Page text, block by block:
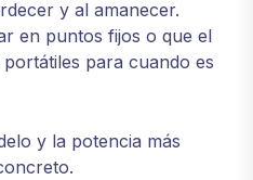
y al amanecer.
en puntos fijos o que el
para cuando es
y la potencia más